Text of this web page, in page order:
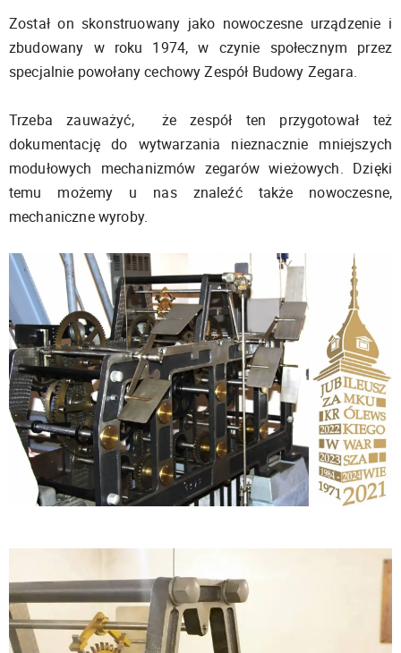
Został on skonstruowany jako nowoczesne urządzenie i
zbudowany w roku 1974, w czynie społecznym przez
specjalnie powołany cechowy Zespół Budowy Zegara.
Trzeba zauważyć, że zespół ten przygotował też
dokumentację do wytwarzania nieznacznie mniejszych
modułowych mechanizmów zegarów wieżowych. Dzięki
temu możemy u nas znaleźć także nowoczesne,
mechaniczne wyroby.